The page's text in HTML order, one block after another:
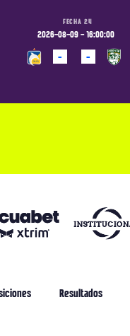
FECHA 24
2026-08-09 - 16:00:00
- -
Resultados